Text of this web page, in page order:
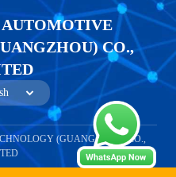
AUTOMOTIVE
CO.,
(GUANGZHOU) CO.,